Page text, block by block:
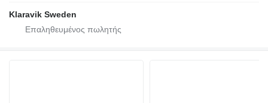
Klaravik Sweden